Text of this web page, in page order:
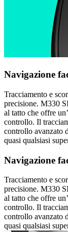
Navigazione
Tracciamento e
precisione. M330
al tatto che offre
controllo. Il
controllo avanzato
quasi qualsiasi
Navigazione
Tracciamento e
precisione. M330
al tatto che offre
controllo. Il
controllo avanzato
quasi qualsiasi